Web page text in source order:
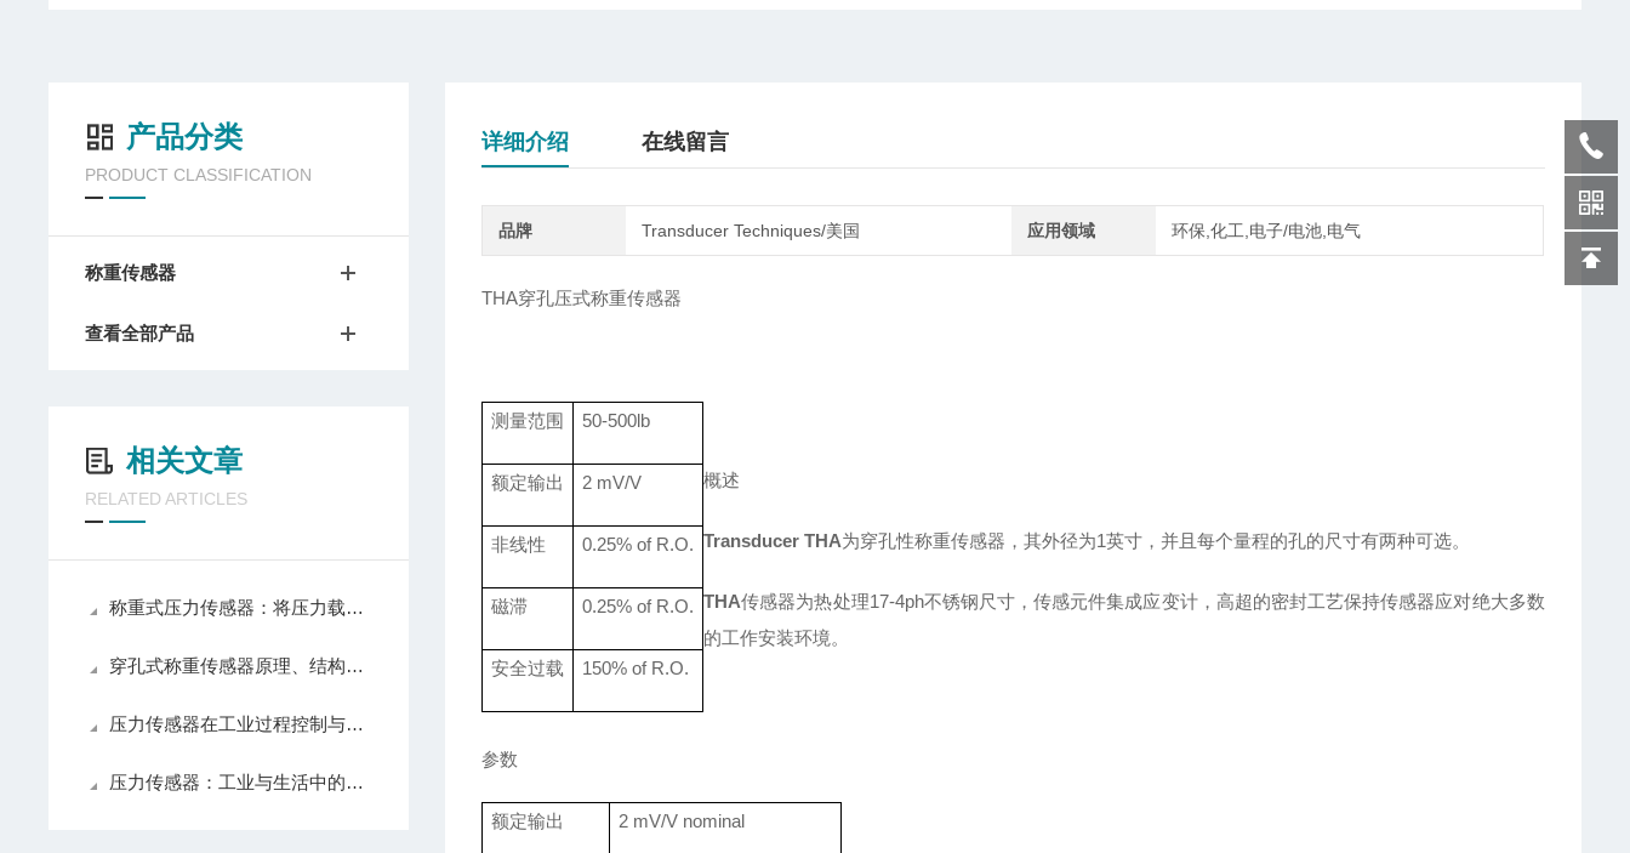
详细介绍 在线留言
品牌 Transducer Techniques/美国 应用领域 环保,化工,电子/电池,电气
THA穿孔压式称重传感器
测量范围 50-500lb
额定输出 2 mV/V
非线性 0.25% of R.O.
磁滞 0.25% of R.O.
安全过载 150% of R.O.
概述
Transducer THA为穿孔性称重传感器，其外径为1英寸，并且每个量程的孔的尺寸有两种可选。
THA传感器为热处理17-4ph不锈钢尺寸，传感元件集成应变计，高超的密封工艺保持传感器应对绝大多数
的工作安装环境。
参数
额定输出 2 mV/V nominal
产品分类
PRODUCT CLASSIFICATION
称重传感器
查看全部产品
相关文章
RELATED ARTICLES
称重式压力传感器：将压力载荷转化为可测电信号的测力装置
穿孔式称重传感器原理、结构与应用解析
压力传感器在工业过程控制与测量中的技术原理
压力传感器：工业与生活中的感知精灵